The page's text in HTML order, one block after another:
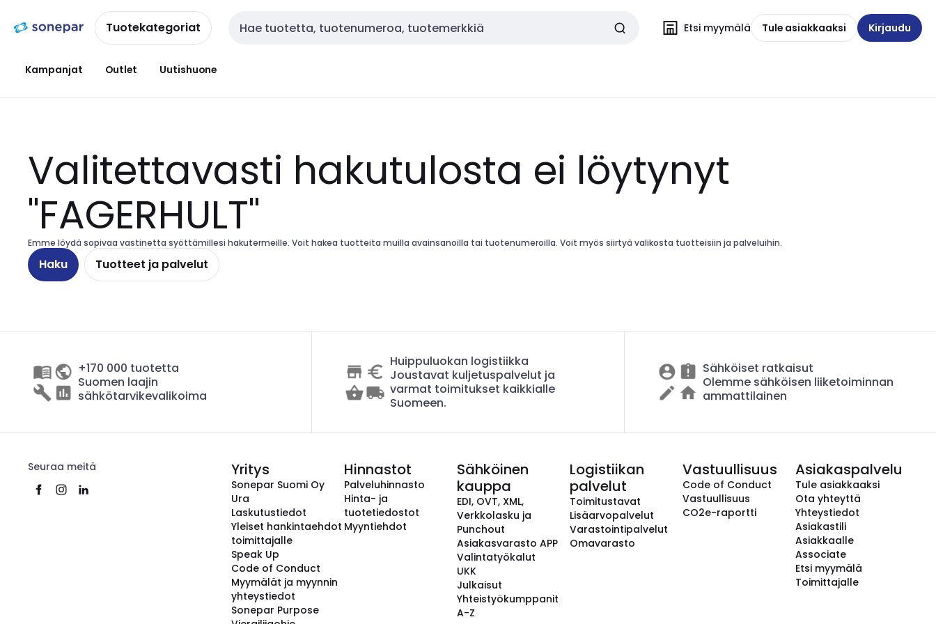
navigointiinsisältöönTuotekategoriat Haku Etsi myymälä Tule asiakkaaksi Kirjaudu
Kampanjat Outlet Uutishuone
Valitettavasti hakutulosta ei löytynyt
"FAGERHULT"
Emme löydä sopivaa vastinetta syöttämillesi hakutermeille. Voit hakea tuotteita muilla avainsanoilla tai tuotenumeroilla. Voit myös siirtyä valikosta tuotteisiin ja palveluihin.
Haku Tuotteet ja palvelut
+170 000 tuotetta
Suomen laajin
sähkötarvikevalikoima
Huippuluokan logistiikka
Joustavat kuljetuspalvelut ja
varmat toimitukset kaikkialle
Suomeen.
Sähköiset ratkaisut
Olemme sähköisen liiketoiminnan
ammattilainen
Seuraa meitä Yritys
Sonepar Suomi Oy
Ura
Laskutustiedot
Yleiset hankintaehdot
toimittajalle
Speak Up
Code of Conduct
Myymälät ja myynnin
yhteystiedot
Sonepar Purpose
Hinnastot
Palveluhinnasto
Hinta- ja
tuotetiedostot
Myyntiehdot
Sähköinen
kauppa
EDI, OVT, XML,
Verkkolasku ja
Punchout
Asiakasvarasto APP
Valintatyökalut
UKK
Julkaisut
Yhteistyökumppanit
A-Z
Logistiikan
palvelut
Toimitustavat
Lisäarvopalvelut
Varastointipalvelut
Omavarasto
Vastuullisuus
Code of Conduct
Vastuullisuus
CO2e-raportti
Asiakaspalvelu
Tule asiakkaaksi
Ota yhteyttä
Yhteystiedot
Asiakastili
Asiakkaalle
Associate
Etsi myymälä
Toimittajalle